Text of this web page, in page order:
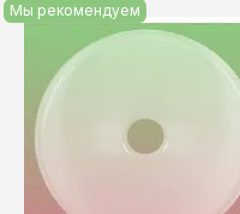
Мы рекомендуем